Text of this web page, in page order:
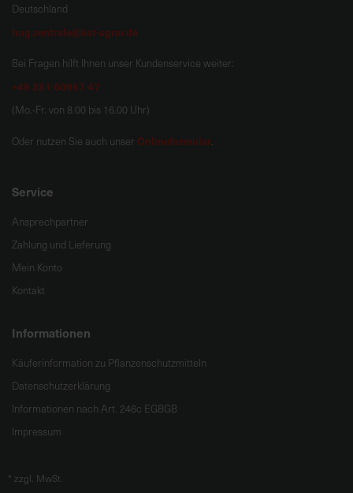
Deutschland
hug.zentrale@bat-agrar.de
Bei Fragen hilft Ihnen unser Kundenservice weiter:
+49 251 60957 47
(Mo.-Fr. von 8.00 bis 16.00 Uhr)
Oder nutzen Sie auch unser Onlineformular.
Service
Ansprechpartner
Zahlung und Lieferung
Mein Konto
Kontakt
Informationen
Käuferinformation zu Pflanzenschutzmitteln
Datenschutzerklärung
Informationen nach Art. 246c EGBGB
Impressum
* zzgl. MwSt.